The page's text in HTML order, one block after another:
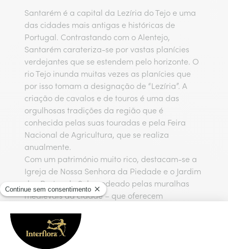
Santarém é a capital da Lezíria do Tejo e uma
das cidades mais antigas e históricas de
Portugal. Contrastando com o Alentejo,
Santarém carateriza-se por vastas planícies
verdejantes que se estendem pelo horizonte. O
rio Tejo inunda muitas vezes as planícies que
por isso tomam a designação de “Lezíria”. A
criação de cavalos e de touros é uma das
orgulhosas tradições da região que é
conhecida pelas suas touradas e pela Feira
Nacional de Agricultura, que se realiza
anualmente.
Com um património muito rico, destacam-se a
Igreja de Nossa Senhora da Piedade e o Jardim
das Portas do Sol – rodeado pelas muralhas
medievais da cidade – que oferecem